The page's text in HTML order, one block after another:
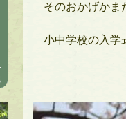
そのおかげかま
小中学校の入学